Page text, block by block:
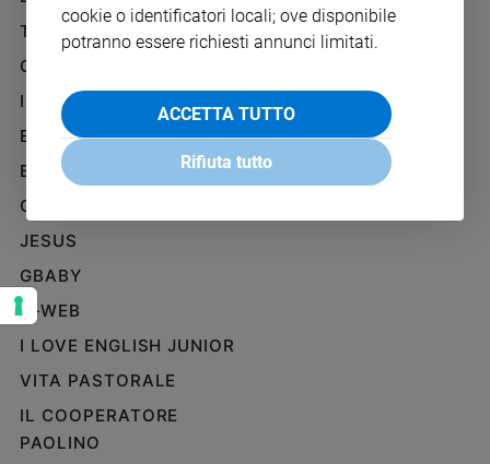
Creato
Volontariato
Aziende
di
valore
della
settimana
Migranti
Diversità
e
inclusione
Cultura
e
TELENOVA
GAZZETTA D'ALBA
IL GIORNALINO
EDICOLA SAN PAOLO
EDIZIONI SAN PAOLO
CREDERE
JESUS
GBABY
G-WEB
I LOVE ENGLISH JUNIOR
VITA PASTORALE
IL COOPERATORE
PAOLINO
SOCIAL
cookie o identificatori locali; ove disponibile
potranno essere richiesti annunci limitati.
ACCETTA TUTTO
Rifiuta tutto